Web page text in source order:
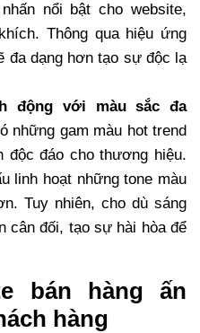
nổi bật cho website,
Thông qua hiệu ứng
đa dạng hơn tạo sự độc lạ
động với màu sắc đa
những gam màu hot trend
độc đáo cho thương hiệu.
linh hoạt những tone màu
Tuy nhiên, cho dù sáng
cân đối, tạo sự hài hòa để
bán hàng ấn
hàng